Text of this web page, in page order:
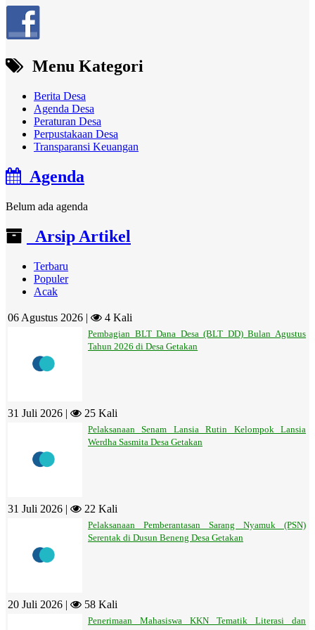
Menu Kategori
Berita Desa
Agenda Desa
Peraturan Desa
Perpustakaan Desa
Transparansi Keuangan
Agenda
Belum ada agenda
Arsip Artikel
Terbaru
Populer
Acak
06 Agustus 2026 | 4 Kali
Pembagian BLT Dana Desa (BLT DD) Bulan Agustus
Tahun 2026 di Desa Getakan
31 Juli 2026 | 25 Kali
Pelaksanaan Senam Lansia Rutin Kelompok Lansia
Werdha Sasmita Desa Getakan
31 Juli 2026 | 22 Kali
Pelaksanaan Pemberantasan Sarang Nyamuk (PSN)
Serentak di Dusun Beneng Desa Getakan
20 Juli 2026 | 58 Kali
Penerimaan Mahasiswa KKN Tematik Literasi dan